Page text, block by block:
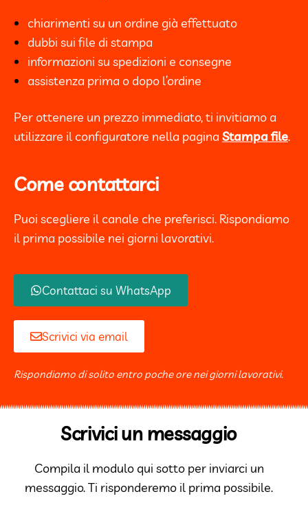
chiarimenti su un ordine già effettuato
dubbi sui file di stampa
informazioni su spedizioni e consegne
assistenza prima o dopo l’ordine
Per ottenere un prezzo immediato, ti invitiamo a
utilizzare il configuratore nella pagina Stampa file.
Come contattarci
Puoi scegliere il canale che preferisci. Rispondiamo
il prima possibile nei giorni lavorativi.
Contattaci su WhatsApp
Scrivici via email
Rispondiamo di solito entro poche ore nei giorni lavorativi.
Scrivici un messaggio
Compila il modulo qui sotto per inviarci un
messaggio. Ti risponderemo il prima possibile.